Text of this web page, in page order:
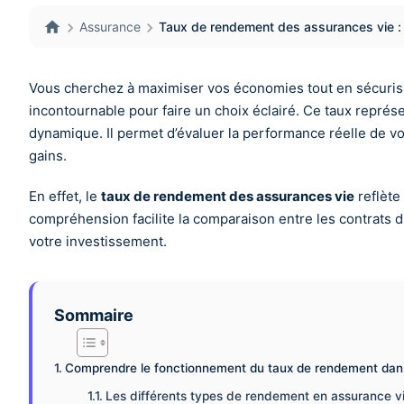
Assurance Taux de rendement des assurances vie
Vous cherchez à maximiser vos économies tout en
incontournable pour faire un choix éclairé. Ce taux
dynamique. Il permet d’évaluer la performance réelle de
gains.
En effet, le taux de rendement des assurances vie reflète
compréhension facilite la comparaison entre les contrats
votre investissement.
Sommaire
Comprendre le fonctionnement du taux de rendement
Les différents types de rendement en assurance